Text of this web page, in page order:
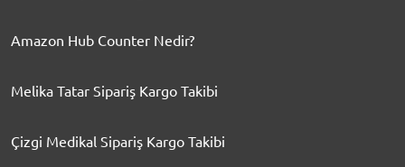
Amazon Hub Counter Nedir?
Melika Tatar Sipariş Kargo Takibi
Çizgi Medikal Sipariş Kargo Takibi